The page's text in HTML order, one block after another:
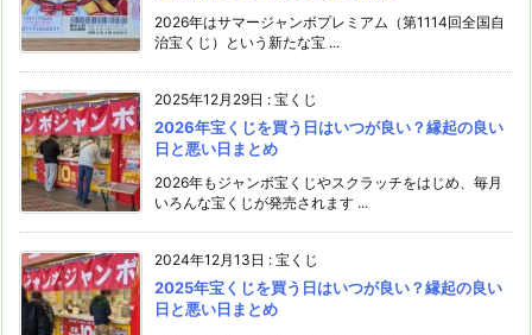
2026年はサマージャンボプレミアム（第1114回全国自
治宝くじ）という新たな宝 ...
2025年12月29日 : 宝くじ
2026年宝くじを買う日はいつが良い？縁起の良い
日と悪い日まとめ
2026年もジャンボ宝くじやスクラッチをはじめ、毎月
いろんな宝くじが発売されます ...
2024年12月13日 : 宝くじ
2025年宝くじを買う日はいつが良い？縁起の良い
日と悪い日まとめ